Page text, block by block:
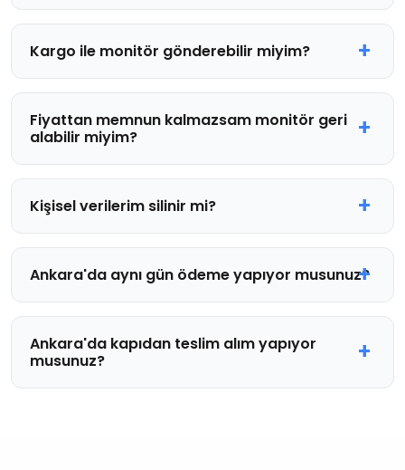
Kargo ile monitör gönderebilir miyim?
Fiyattan memnun kalmazsam monitör geri
alabilir miyim?
Kişisel verilerim silinir mi?
Ankara'da aynı gün ödeme yapıyor musunuz?
Ankara'da kapıdan teslim alım yapıyor
musunuz?